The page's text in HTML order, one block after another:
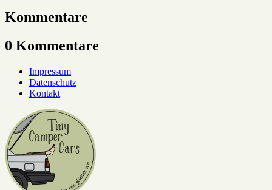
Kommentare
0 Kommentare
Impressum
Datenschutz
Kontakt